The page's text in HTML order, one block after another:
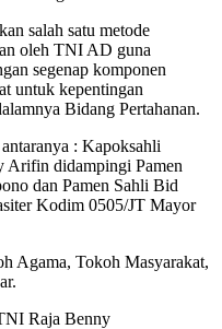
salah satu metode
oleh TNI AD guna
segenap komponen
untuk kepentingan
Bidang Pertahanan.
: Kapoksahli
Arifin didampingi Pamen
dan Pamen Sahli Bid
Kodim 0505/JT Mayor
Agama, Tokoh Masyarakat,
Raja Benny